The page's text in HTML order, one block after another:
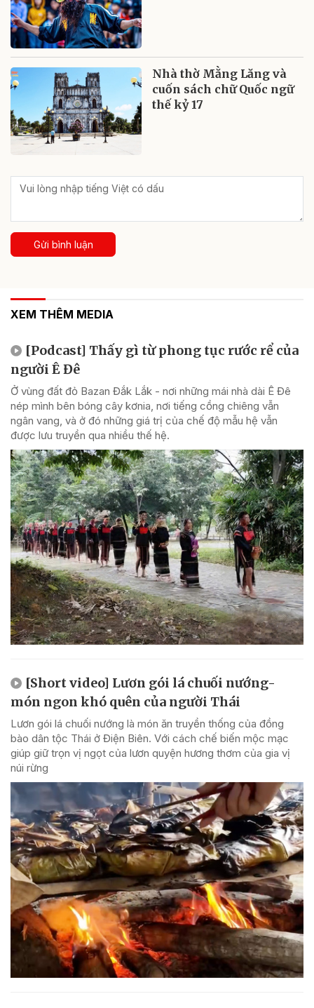
Nhà thờ Mằng Lăng và
cuốn sách chữ Quốc ngữ
thế kỷ 17
Gửi bình luận
XEM THÊM MEDIA
[Podcast] Thấy gì từ phong tục rước rể của
người Ê Đê
Ở vùng đất đỏ Bazan Đắk Lắk - nơi những mái nhà dài Ê Đê
nép mình bên bóng cây kơnia, nơi tiếng cồng chiêng vẫn
ngân vang, và ở đó những giá trị của chế độ mẫu hệ vẫn
được lưu truyền qua nhiều thế hệ.
[Short video] Lươn gói lá chuối nướng-
món ngon khó quên của người Thái
Lươn gói lá chuối nướng là món ăn truyền thống của đồng
bào dân tộc Thái ở Điện Biên. Với cách chế biến mộc mạc
giúp giữ trọn vị ngọt của lươn quyện hương thơm của gia vị
núi rừng